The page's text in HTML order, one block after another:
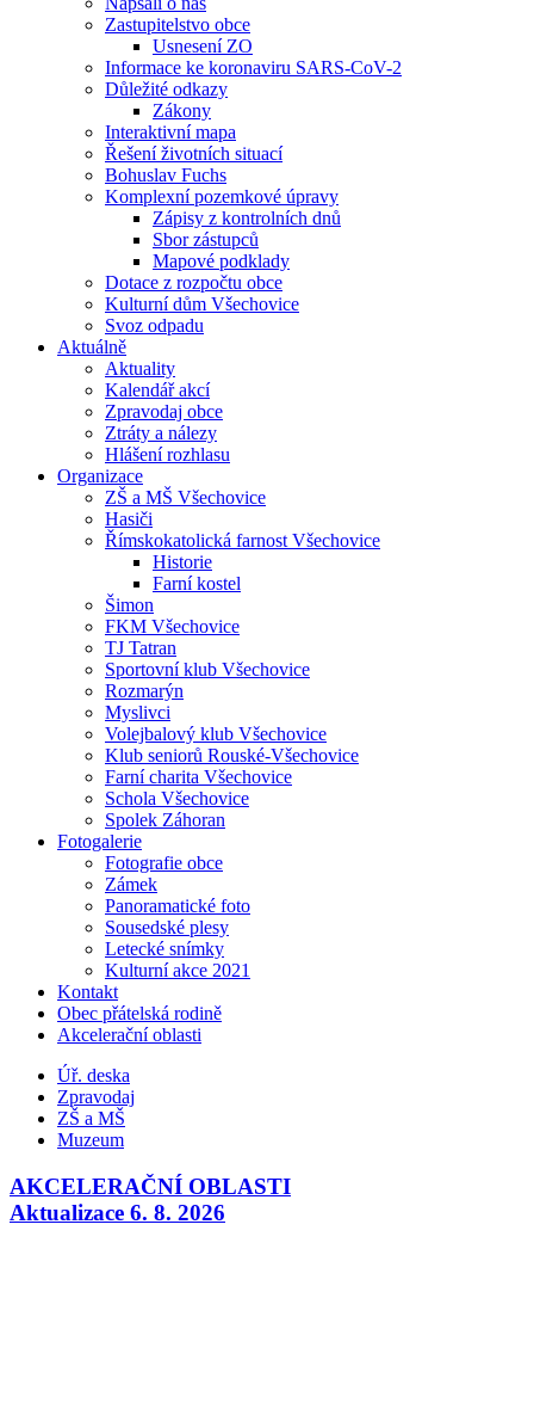
Zastupitelstvo obce
Usnesení ZO
Informace ke koronaviru SARS-CoV-2
Důležité odkazy
Zákony
Interaktivní mapa
Řešení životních situací
Bohuslav Fuchs
Komplexní pozemkové úpravy
Zápisy z kontrolních dnů
Sbor zástupců
Mapové podklady
Dotace z rozpočtu obce
Kulturní dům Všechovice
Svoz odpadu
Aktuálně
Aktuality
Kalendář akcí
Zpravodaj obce
Ztráty a nálezy
Hlášení rozhlasu
Organizace
ZŠ a MŠ Všechovice
Hasiči
Římskokatolická farnost Všechovice
Historie
Farní kostel
Šimon
FKM Všechovice
TJ Tatran
Sportovní klub Všechovice
Rozmarýn
Myslivci
Volejbalový klub Všechovice
Klub seniorů Rouské-Všechovice
Farní charita Všechovice
Schola Všechovice
Spolek Záhoran
Fotogalerie
Fotografie obce
Zámek
Panoramatické foto
Sousedské plesy
Letecké snímky
Kulturní akce 2021
Kontakt
Obec přátelská rodině
Akcelerační oblasti
Úř. deska
Zpravodaj
ZŠ a MŠ
Muzeum
AKCELERAČNÍ OBLASTI
Aktualizace 6. 8. 2026